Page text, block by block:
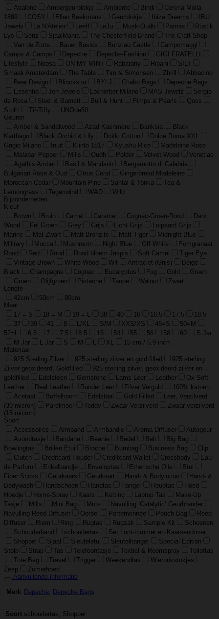
Abalone
Ambergeurblokje Ambiente Bindi
Cereria Molla
1899
COSY Ellen Beekmans Geurblokje Ibiza Dreams
IBU
Jewels
La N'Atelier Leeff LeJu Musk-Oudh Pomax
Rustik
Lys
Senz SjaalMania The Chesterfield Brand
The Craft Shop
Van de Zotte
Bauer Basics Bunzlau Castle
Campomaggi
Camps & Camps
Depeche Depeche-Fashion
GIGI FRATELLI
Lifestyle
Noosa ON MY MINT Rabarany Ripani
SILT
Smaak Amsterdam
The Table Tim & Simonsen Zhrill
Abbacino
Bear Design
Blinckstar BYLJ Chabo Bags
Depeche Bags
Essentia
Jeh-Jewels Locherber Milano MAS Jewelz
Sergio
de Rosa
Steel & Barnett Bull & Hunt Pimps & Pearls
Qoss
Stolt!
Tif-Tiffy
UNOde50
Geuren
Amber & Sandalwood
Azad Kashmere Banksia
Black
Karthago
Black Orchid & Lily Dokki Cotton
Dolce Roma XXL
Grigio Milano
Inuit Klinto 1817 Kyushu Rice
Madeleine Rose
Malabar Pepper
Mills Oudh Polder Velvet Wood
Venetiae
Agathis Amber
Basil & Mandarin
Bergamotto di Calabria
Bulgarian Rose & Oud
Citrus Coral
Gingerbread Madeleine
Moroccan Cedar
Mountain Pine Santal & Tonka
Tea &
Lemongrass
Tegenwind WAD
Wild
Bijzonderheden
Kleur
Brown
Bruin Camel Caramel Cognac-Groen-Rood
Dark
Wood
Fel Groen Grey Grijs Licht Grijs
Luipaard Grijs
Marine
Mat Zwart Matt Bronzite Matt Tiger
Midnight Blue
Military
Mocca Mushroom Night Blue Off White
Pomgranaat
Rood
Red Rood Rood bloem Jaspis Soft Camel
Tiger Eye
Vintage Brown
White Wood Wit Antraciet (Grijs)
Beige
Black
Champagne Cognac Eucalyptus Fog Gold
Green
Groen
Olijfgroen Pistache Taupe Walnut
Zwart
Lengte
42cm
50cm
80cm
Maat
17 = S
18 = M 19 = L 38 40 16 16.5 17.5
18.5
37
39 41 8 L/XL S/M XXS/XS 48=S
50=M
52=L
6.5 7 7.5 8.5 15 54 55 56 58 60
S Jar
M Jar
L Jar S M L XL
15 cm / 5.9 inch
Materiaal
925 Sterling Zilver
925 sterling zilver en gold filled
925 sterling
Zilver geoxideerd, Goldfilled
925 sterling zilver, geoxideerd zilver en
goldfilled
Edelsteen Gemstone Lams Leer Leather
Ox Soft
Leather
Real Leather Runder Leer Zilver Verguld
100% katoen
Acetaat
Buffelhoorn Edelstaal Gold Filled
Leer, Verzilverd
(30 micron)
Parelmoer Teddy Zwaar Verzilverd
Zwaar verzilverd
(15 micron)
Soort
Accessoires
Armband Armbandje Aroma Diffuser
Autogeur
Avondtasje
Bandana Beanie Bedel Belt
Big Bag
Bowlingtas
Brillen Etui Broche Bumbag Business Bag
Clip
Clutch
Creditcard Houder Creditcard Wallet Crossbody
Eau
de Parfum
Enkelbandje Enveloptas Etherische Olie
Etui
Fiber Sticks
Geurkaars Geurkaart Hand- & Bodylotion
Hand- &
Bodywash
Handschoen Handtas Hanger Heuptas
Hoed
Hoedje
Home-Spray Kaars Ketting Laptop Tas
Make-Up
Tasje
Mills Mini Bag Muts
Navulling ‘Catalytic’ Geurbrander
Navulling Reed Diffuser
Oorbel Portemonnee Pouch Bag
Reed
Diffuser
Riem Ring Rugtas Rugzak Sample Kit
Schoenen
Schouderband
schoudertas
Set Lont-trimmer en Kaarsendover
Shopper
Sjaal Sleuteletui Sleutelhanger
Special Edition
Stolp
Strap Tas Telefoontasje Textiel & Roomspray
Toilettas
Tote Bag
Travel Trigger Weekendtas
Wierookstokjes
Zeep
Zomerhoed
Aanvullende informatie
Merk Depeche, Depeche Bags
Soort schoudertas, Shopper